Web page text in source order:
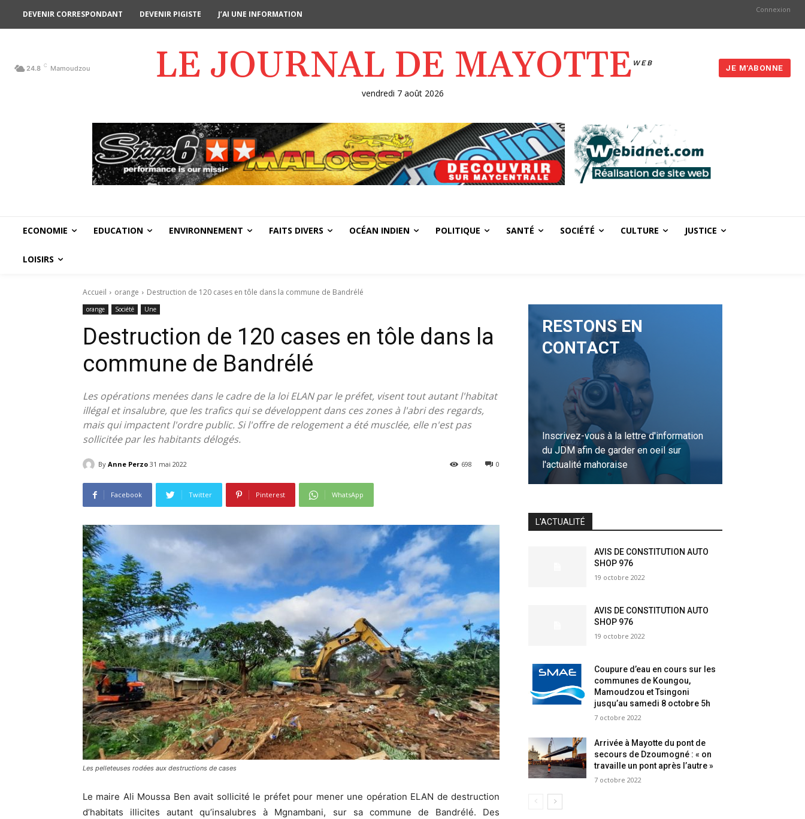
DEVENIR CORRESPONDANT DEVENIR PIGISTE J’AI UNE INFORMATION Connexion
24.8 C Mamoudzou LE JOURNAL DE MAYOTTE WEB
JE M'ABONNE
vendredi 7 août 2026
ECONOMIE EDUCATION ENVIRONNEMENT FAITS DIVERS OCÉAN INDIEN POLITIQUE SANTÉ SOCIÉTÉ CULTURE JUSTICE
LOISIRS
Accueil orange Destruction de 120 cases en tôle dans la commune de Bandrélé
orange Société Une
Destruction de 120 cases en tôle dans la
commune de Bandrélé
Les opérations menées dans le cadre de la loi ELAN par le préfet, visent tout autant l'habitat
illégal et insalubre, que les trafics qui se développent dans ces zones à l'abri des regards,
mais qui impactent l'ordre public. Si l'offre de relogement a été musclée, elle n'est pas
sollicitée par les habitants délogés.
By Anne Perzo 31 mai 2022 0
698
Facebook Twitter Pinterest WhatsApp
Les pelleteuses rodées aux destructions de cases
Le maire Ali Moussa Ben avait sollicité le préfet pour mener une opération ELAN de destruction
d’habitats illicites autant qu’insalubres à Mgnambani, sur sa commune de Bandrélé. Des
RESTONS EN
CONTACT
Inscrivez-vous à la lettre d'information
du JDM afin de garder en oeil sur
l'actualité mahoraise
L'ACTUALITÉ
AVIS DE CONSTITUTION AUTO
SHOP 976
19 octobre 2022
AVIS DE CONSTITUTION AUTO
SHOP 976
19 octobre 2022
Coupure d’eau en cours sur les
communes de Koungou,
Mamoudzou et Tsingoni
jusqu’au samedi 8 octobre 5h
7 octobre 2022
Arrivée à Mayotte du pont de
secours de Dzoumogné : « on
travaille un pont après l’autre »
7 octobre 2022